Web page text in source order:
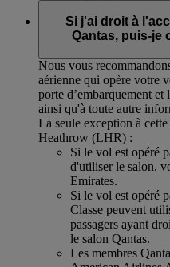
Si j'ai droit à
Qantas, puis-je
Nous vous
aérienne qui opère votre
porte d’embarquement et
ainsi qu'à toute autre
La seule exception à
Heathrow (LHR) :
Si le vol est opéré
d'utiliser le salon,
Emirates.
Si le vol est opéré
Classe peuvent
passagers ayant
le salon Qantas.
Les membres